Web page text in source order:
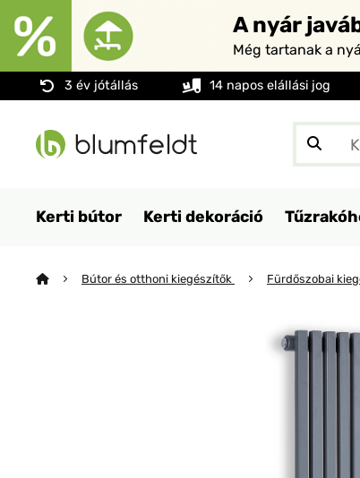
A nyár
Még tartanak a
3 év jótállás 14 napos elállási jog
Kerti bútor Kerti dekoráció
Bútor és otthoni kiegészítők Fürdőszobai